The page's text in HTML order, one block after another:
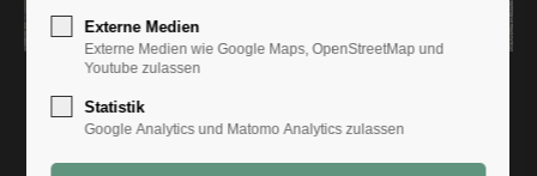
Dein Weg zu uns
Externe Medien
Externe Medien wie Google Maps, OpenStreetMap und
Youtube zulassen
Statistik
Google Analytics und Matomo Analytics zulassen